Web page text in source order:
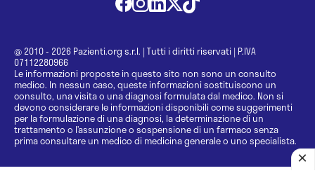
@ 2010 - 2026 Pazienti.org s.r.l. | Tutti i diritti riservati | P.IVA
07112280966
Le informazioni proposte in questo sito non sono un consulto
medico. In nessun caso, queste informazioni sostituiscono un
consulto, una visita o una diagnosi formulata dal medico. Non si
devono considerare le informazioni disponibili come suggerimenti
per la formulazione di una diagnosi, la determinazione di un
trattamento o l’assunzione o sospensione di un farmaco senza
prima consultare un medico di medicina generale o uno specialista.